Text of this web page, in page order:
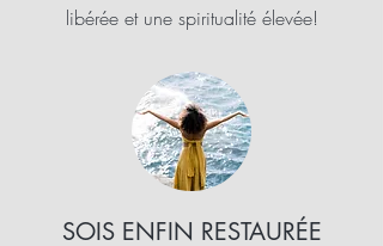
libérée et une spiritualité élevée!
SOIS ENFIN RESTAURÉE